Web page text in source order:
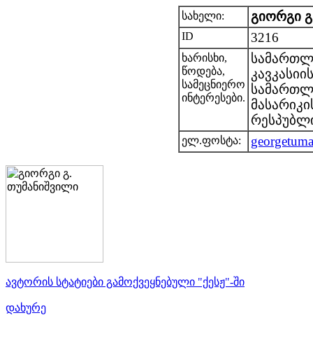
სახელი: გიორგი
ID 3216
ხარისხი,
წოდება,
სამეცნიერო
ინტერესები.
ელ.ფოსტა:
ავტორის სტატიები გამოქვეყნებული "ქესჟ"-ში
დახურე